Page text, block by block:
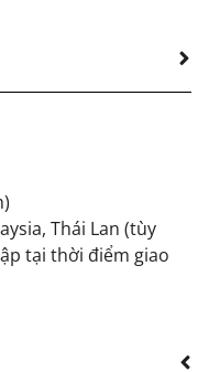
Thái Lan (tùy
tại thời điểm giao